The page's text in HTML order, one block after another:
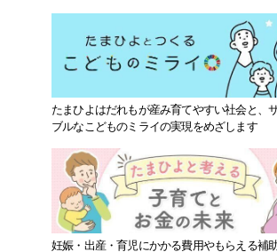
たまひよはだれもが産み育てやすい社会と、
ブルなこどものミライの実現をめざします
妊娠・出産・育児にかかる費用やもらえる補